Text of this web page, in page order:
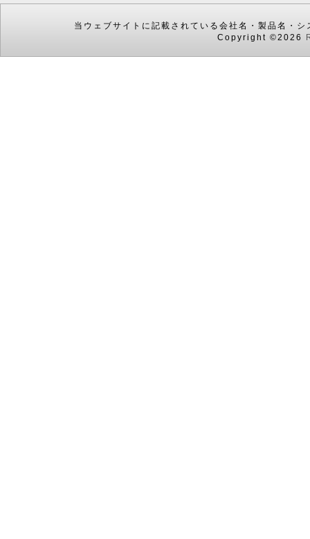
当ウェブサイトに記載されている会社名・製品名・
Copyright ©2026